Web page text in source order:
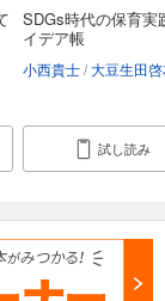
SDGs時代の保育実
イデア帳
小西貴士 大豆生田
試し読み